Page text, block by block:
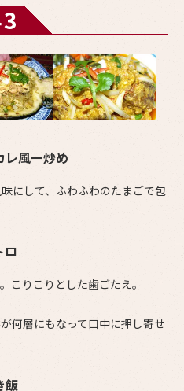
3
レ風ー炒め
にして、ふわふわのたまごで包
ロ
こりこりとした歯ごたえ。
何層にもなって口中に押し寄せ
飯